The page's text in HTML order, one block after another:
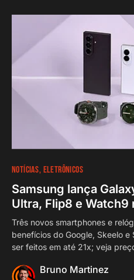
NOTÍCIAS ELETRÔNICOS
Samsung lança
Ultra, Flip8 e Watch9
Três novos smartphones e
benefícios do Google, Skeelo
ser feitos em até 21x; veja
Bruno Martinez